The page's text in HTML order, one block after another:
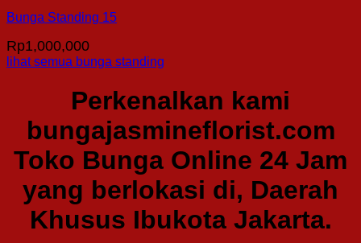
Bunga Standing 15
Rp1,000,000
lihat semua bunga standing
Perkenalkan kami
bungajasmineflorist.com
Toko Bunga Online 24 Jam
yang berlokasi di, Daerah
Khusus Ibukota Jakarta.